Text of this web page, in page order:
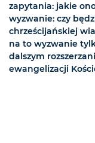
zapytania: jakie
wyzwanie: czy
chrześcijańskiej
na to wyzwanie
dalszym
ewangelizacji